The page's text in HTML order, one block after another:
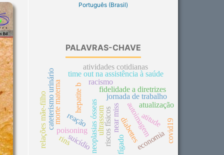
Português (Brasil)
PALAVRAS-CHAVE
hepatite b
neoplasias ósseas
poisoning ultrassom
cateterismo urinário near miss
time out na assistência à saúde
fidelidade a diretrizes
jornada de trabalho
relações mãe-filho riscos físicos autoimagem
morte materna
economia
suicídio
reação diabettes
fígado
rins
racismo
atualização
atividades cotidianas
atitude covid19